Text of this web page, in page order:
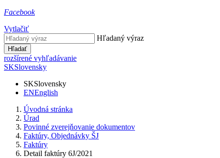
Facebook
Vytlačiť
Hľadaný výraz
Hľadať
rozšírené vyhľadávanie
SKSlovensky
SKSlovensky
ENEnglish
Úvodná stránka
Úrad
Povinné zverejňovanie dokumentov
Faktúry, Objednávky ŠJ
Faktúry
Detail faktúry 6J/2021